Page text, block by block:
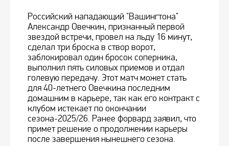
Российский нападающий "Вашингтона"
Александр Овечкин, признанный первой
звездой встречи, провел на льду 16 минут,
сделал три броска в створ ворот,
заблокировал один бросок соперника,
выполнил пять силовых приемов и отдал
голевую передачу. Этот матч может стать
для 40-летнего Овечкина последним
домашним в карьере, так как его контракт с
клубом истекает по окончании
сезона-2025/26. Ранее форвард заявил, что
примет решение о продолжении карьеры
после завершения нынешнего сезона.